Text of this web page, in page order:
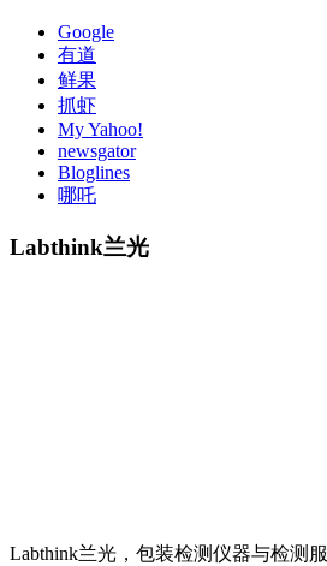
Google
有道
鲜果
抓虾
My Yahoo!
newsgator
Bloglines
哪吒
Labthink兰光
Labthink兰光，包装检测仪器与检测服